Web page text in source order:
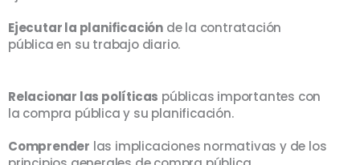
Ejecutar la planificación de la contratación
pública en su trabajo diario.
Relacionar las políticas públicas importantes con
la compra pública y su planificación.
Comprender las implicaciones normativas y de los